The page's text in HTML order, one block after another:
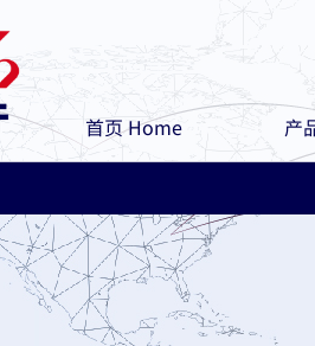
首页 Home 产